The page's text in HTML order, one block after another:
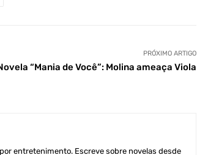
PRÓXIMO ARTIGO
“Mania de Você”: Molina ameaça Viola
entretenimento. Escreve sobre novelas desde